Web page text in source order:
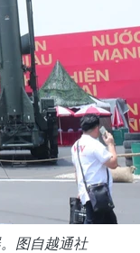
图自越通社